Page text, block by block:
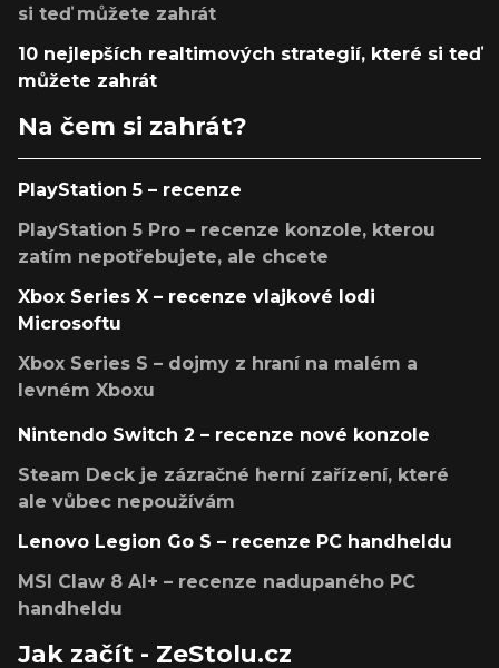
si teď můžete zahrát
10 nejlepších realtimových strategií, které si teď
můžete zahrát
Na čem si zahrát?
PlayStation 5 – recenze
PlayStation 5 Pro – recenze konzole, kterou
zatím nepotřebujete, ale chcete
Xbox Series X – recenze vlajkové lodi
Microsoftu
Xbox Series S – dojmy z hraní na malém a
levném Xboxu
Nintendo Switch 2 – recenze nové konzole
Steam Deck je zázračné herní zařízení, které
ale vůbec nepoužívám
Lenovo Legion Go S – recenze PC handheldu
MSI Claw 8 AI+ – recenze nadupaného PC
handheldu
Jak začít - ZeStolu.cz